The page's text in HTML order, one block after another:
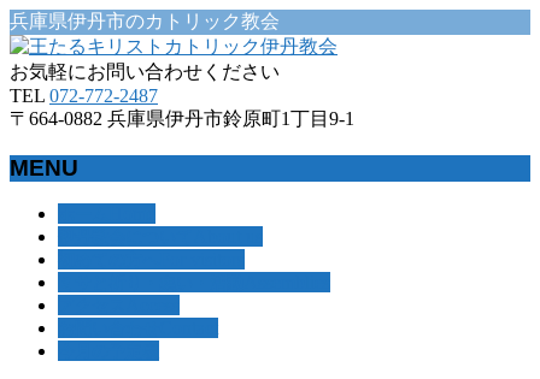
兵庫県伊丹市のカトリック教会
お気軽にお問い合わせください
TEL 072-772-2487
〒664-0882 兵庫県伊丹市鈴原町1丁目9-1
MENU